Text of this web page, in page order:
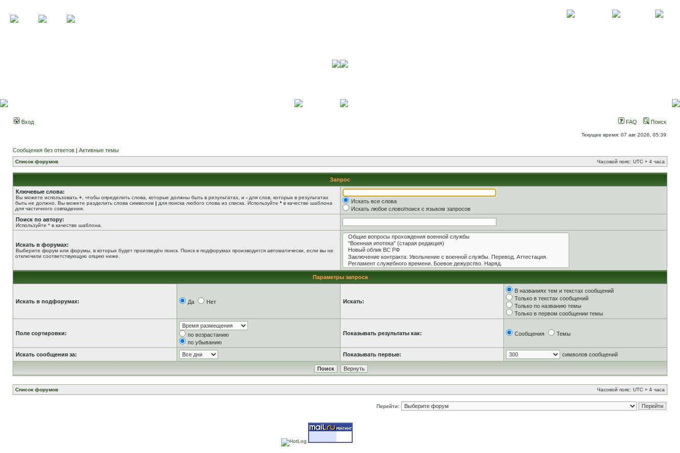
Вход FAQ Поиск
Текущее время: 07 авг 2026, 05:39
Сообщения без ответов | Активные темы
Список форумов Часовой пояс: UTC + 4 часа
Запрос
Ключевые слова:
Вы можете использовать + , чтобы определить слова, которые должны быть в результатах, и - для слов, которых в результатах
быть не должно. Вы можете разделить слова символом | для поиска любого слова из списка. Используйте * в качестве шаблона
для частичного совпадения.
Искать все слова
Искать любое слово/поиск с языком запросов
Поиск по автору:
Используйте * в качестве шаблона.
Искать в форумах:
Выберите форум или форумы, в которых будет произведён поиск. Поиск в подфорумах производится автоматически, если вы не
отключили соответствующую опцию ниже.
Параметры запроса
Искать в подфорумах: Да Нет Искать:
В названиях тем и текстах сообщений
Только в текстах сообщений
Только по названию темы
Только в первом сообщении темы
Поле сортировки:
по возрастанию
по убыванию
Показывать результаты как: Сообщения Темы
Искать сообщения за: Показывать первые: символов сообщений
Список форумов Часовой пояс: UTC + 4 часа
Перейти: